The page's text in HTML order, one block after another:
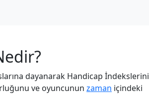
dayanarak Handicap İndekslerini
ve oyuncunun zaman içindeki